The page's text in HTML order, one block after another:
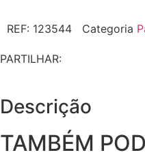
REF: 123544 Categoria
PARTILHAR:
Descrição
TAMBÉM